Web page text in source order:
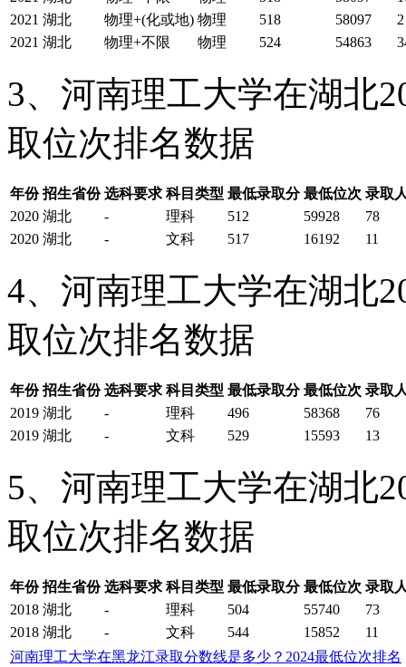
2021 湖北 物理+(化或地) 物理 518 58097
2
2021 湖北 物理+不限 物理 524 54863
3、河南理工大学在湖北
取位次排名数据
年份 招生省份 选科要求 科目类型 最低录取分 最低位次 录取
2020 湖北 - 理科 512 59928
78
2020 湖北 - 文科 517 16192 11
4、河南理工大学在湖北
取位次排名数据
年份 招生省份 选科要求 科目类型 最低录取分 最低位次 录取
2019 湖北 - 理科 496 58368
76
2019 湖北 - 文科 529 15593 13
5、河南理工大学在湖北
取位次排名数据
年份 招生省份 选科要求 科目类型 最低录取分 最低位次 录取
2018 湖北 - 理科 504 55740
73
2018 湖北 - 文科 544 15852
11
河南理工大学在黑龙江录取分数线是多少？2024最低位次排名